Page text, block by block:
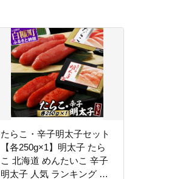
たらこ・辛子明太子セット
【各250g×1】明太子 たら
こ 北海道 めんたいこ 辛子
明太子 人気 ランキング 魚